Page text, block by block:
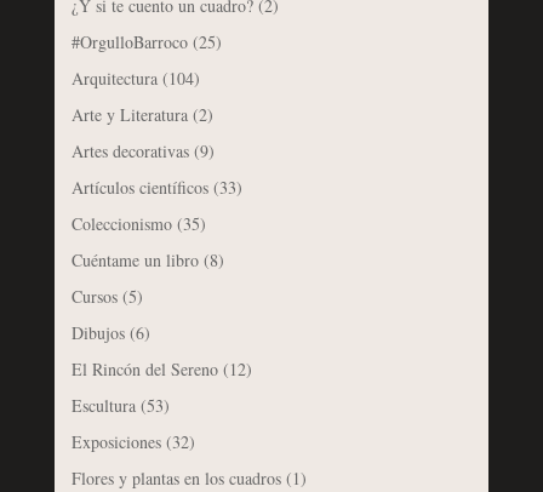
¿Y si te cuento un cuadro?(2)
#OrgulloBarroco(25)
Arquitectura(104)
Arte y Literatura(2)
Artes decorativas(9)
Artículos científicos(33)
Coleccionismo(35)
Cuéntame un libro(8)
Cursos(5)
Dibujos(6)
El Rincón del Sereno(12)
Escultura(53)
Exposiciones(32)
Flores y plantas en los cuadros(1)